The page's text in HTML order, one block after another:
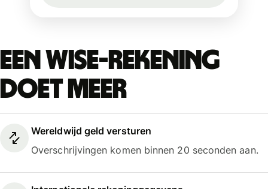
Een Wise-rekening
doet meer
Wereldwijd geld versturen
Overschrijvingen komen binnen 20 seconden aan.